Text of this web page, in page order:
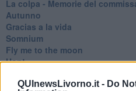
QUInewsLivorno.it - Do
​La colpa - Memorie del
Autunno
Gracias a la vida
Somnium
Fly me to the moon
Hop!
Memòrias